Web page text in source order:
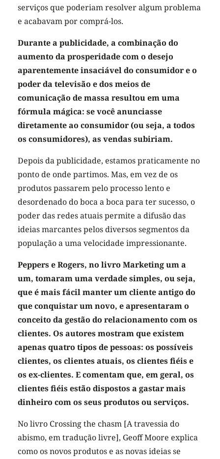
serviços que poderiam resolver algum problema
e acabavam por comprá-los.
Durante a publicidade, a combinação do
aumento da prosperidade com o desejo
aparentemente insaciável do consumidor e o
poder da televisão e dos meios de
comunicação de massa resultou em uma
fórmula mágica: se você anunciasse
diretamente ao consumidor (ou seja, a todos
os consumidores), as vendas subiriam.
Depois da publicidade, estamos praticamente no
ponto de onde partimos. Mas, em vez de os
produtos passarem pelo processo lento e
desordenado do boca a boca para ter sucesso, o
poder das redes atuais permite a difusão das
ideias marcantes pelos diversos segmentos da
população a uma velocidade impressionante.
Peppers e Rogers, no livro Marketing um a
um, tomaram uma verdade simples, ou seja,
que é mais fácil manter um cliente antigo do
que conquistar um novo, e apresentaram o
conceito da gestão do relacionamento com os
clientes. Os autores mostram que existem
apenas quatro tipos de pessoas: os possíveis
clientes, os clientes atuais, os clientes fiéis e
os ex-clientes. E comentam que, em geral, os
clientes fiéis estão dispostos a gastar mais
dinheiro com os seus produtos ou serviços.
No livro Crossing the chasm [A travessia do
abismo, em tradução livre], Geoff Moore explica
como os novos produtos e as novas ideias se